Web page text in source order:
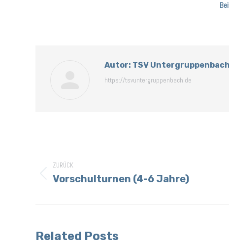
Autor: TSV Untergruppenbach
https://tsvuntergruppenbach.de
ZURÜCK
Vorheriger
Vorschulturnen (4-6 Jahre)
Related Posts